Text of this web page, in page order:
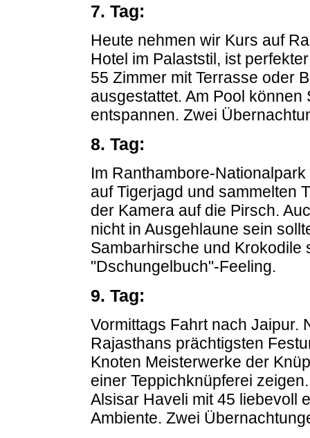
7. Tag:
Heute nehmen wir Kurs auf
Hotel im Palaststil, ist
55 Zimmer mit Terrasse oder
ausgestattet. Am Pool
entspannen. Zwei
8. Tag:
Im Ranthambore-
auf Tigerjagd und sammelten
der Kamera auf die Pirsch.
nicht in Ausgehlaune sein
Sambarhirsche und Krokodile
"Dschungelbuch"-Feeling.
9. Tag:
Vormittags Fahrt nach Jaipur.
Rajasthans prächtigsten
Knoten Meisterwerke der
einer Teppichknüpferei
Alsisar Haveli mit 45 liebevoll
Ambiente. Zwei